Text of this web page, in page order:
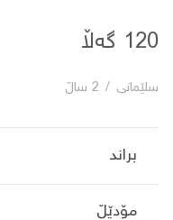
شۆپەکان
عربی
120 گەڵا
سلێمانی / 2 ساڵ
براند
مۆدێڵ